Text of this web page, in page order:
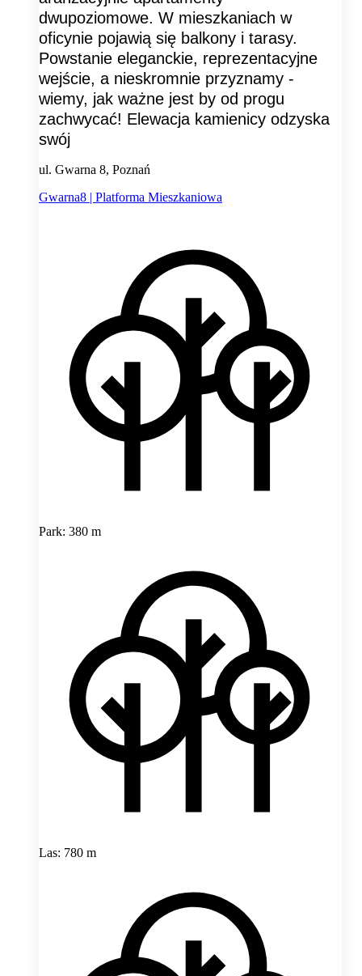
dwupoziomowe. W mieszkaniach w
oficynie pojawią się balkony i tarasy.
Powstanie eleganckie, reprezentacyjne
wejście, a nieskromnie przyznamy -
wiemy, jak ważne jest by od progu
zachwycać! Elewacja kamienicy odzyska
swój
ul. Gwarna 8, Poznań
Gwarna8 | Platforma Mieszkaniowa
Park: 380 m
Las: 780 m